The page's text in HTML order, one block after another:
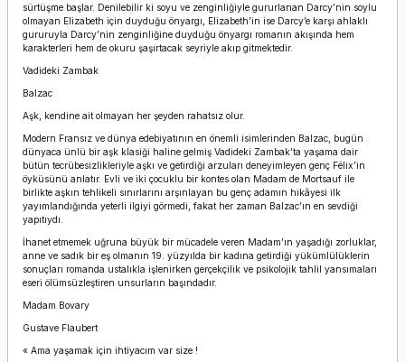
sürtüşme başlar. Denilebilir ki soyu ve zenginliğiyle gururlanan Darcy’nin soylu
olmayan Elizabeth için duyduğu önyargı, Elizabeth’in ise Darcy’e karşı ahlaklı
gururuyla Darcy’nin zenginliğine duyduğu önyargı romanın akışında hem
karakterleri hem de okuru şaşırtacak seyriyle akıp gitmektedir.
Vadideki Zambak
Balzac
Aşk, kendine ait olmayan her şeyden rahatsız olur.
Modern Fransız ve dünya edebiyatının en önemli isimlerinden Balzac, bugün
dünyaca ünlü bir aşk klasiği haline gelmiş Vadideki Zambak’ta yaşama dair
bütün tecrübesizlikleriyle aşkı ve getirdiği arzuları deneyimleyen genç Félix’in
öyküsünü anlatır. Evli ve iki çocuklu bir kontes olan Madam de Mortsauf ile
birlikte aşkın tehlikeli sınırlarını arşınlayan bu genç adamın hikâyesi ilk
yayımlandığında yeterli ilgiyi görmedi, fakat her zaman Balzac’ın en sevdiği
yapıtıydı.
İhanet etmemek uğruna büyük bir mücadele veren Madam’ın yaşadığı zorluklar,
anne ve sadık bir eş olmanın 19. yüzyılda bir kadına getirdiği yükümlülüklerin
sonuçları romanda ustalıkla işlenirken gerçekçilik ve psikolojik tahlil yansımaları
eseri ölümsüzleştiren unsurların başındadır.
Madam Bovary
Gustave Flaubert
« Ama yaşamak için ihtiyacım var size !